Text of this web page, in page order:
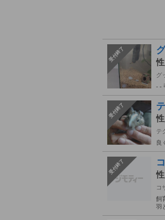
受付終了
グ
- -
受付終了
テ
良
受付終了
コ
飼
羽